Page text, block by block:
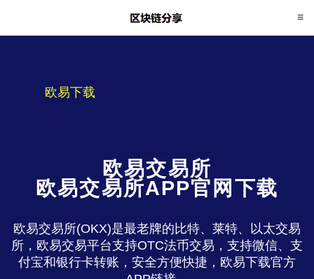
欧易下载
欧易交易所
欧易交易所APP官网下载
欧易交易所(OKX)是最老牌的比特、莱特、以太交易
所，欧易交易平台支持OTC法币交易，支持微信、支
付宝和银行卡转账，安全方便快捷，欧易下载官方